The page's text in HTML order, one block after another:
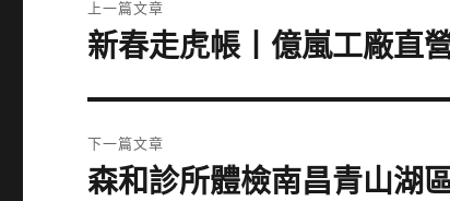
章
上一篇文章
上
篇
文
章:
新春走虎帳丨億嵐工廠直
下一篇文章
下
森和診所體檢南昌青山湖